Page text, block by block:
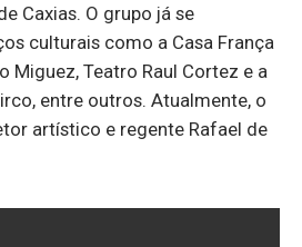
Caxias. O grupo já se
culturais como a Casa França
Miguez, Teatro Raul Cortez e a
entre outros. Atualmente, o
artístico e regente Rafael de